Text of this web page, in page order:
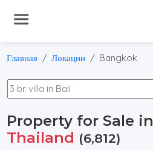
Главная Локации Bangkok
Property for Sale in
Thailand (6,812)